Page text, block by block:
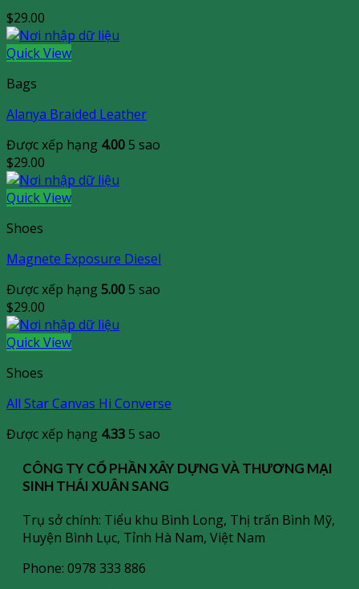
$29.00
Quick View
Bags
Alanya Braided Leather
Được xếp hạng 4.005 sao
$29.00
Quick View
Shoes
Magnete Exposure Diesel
Được xếp hạng 5.005 sao
$29.00
Quick View
Shoes
All Star Canvas Hi Converse
Được xếp hạng 4.335 sao
CÔNG TY CỔ PHẦN XÂY DỰNG VÀ THƯƠNG MẠI
SINH THÁI XUÂN SANG
Trụ sở chính: Tiểu khu Bình Long, Thị trấn Bình Mỹ,
Huyện Bình Lục, Tỉnh Hà Nam, Việt Nam
Phone: 0978 333 886